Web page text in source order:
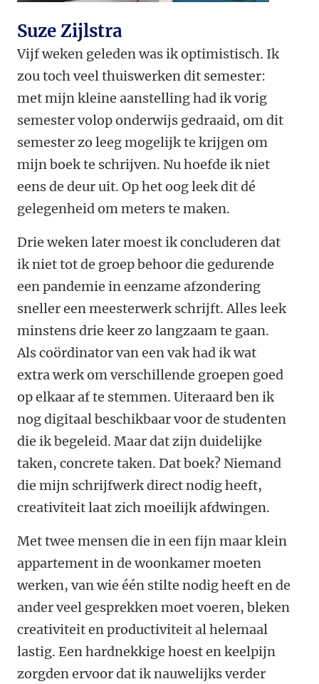
Suze Zijlstra
Vijf weken geleden was ik optimistisch. Ik
zou toch veel thuiswerken dit semester:
met mijn kleine aanstelling had ik vorig
semester volop onderwijs gedraaid, om dit
semester zo leeg mogelijk te krijgen om
mijn boek te schrijven. Nu hoefde ik niet
eens de deur uit. Op het oog leek dit dé
gelegenheid om meters te maken.
Drie weken later moest ik concluderen dat
ik niet tot de groep behoor die gedurende
een pandemie in eenzame afzondering
sneller een meesterwerk schrijft. Alles leek
minstens drie keer zo langzaam te gaan.
Als coördinator van een vak had ik wat
extra werk om verschillende groepen goed
op elkaar af te stemmen. Uiteraard ben ik
nog digitaal beschikbaar voor de studenten
die ik begeleid. Maar dat zijn duidelijke
taken, concrete taken. Dat boek? Niemand
die mijn schrijfwerk direct nodig heeft,
creativiteit laat zich moeilijk afdwingen.
Met twee mensen die in een fijn maar klein
appartement in de woonkamer moeten
werken, van wie één stilte nodig heeft en de
ander veel gesprekken moet voeren, bleken
creativiteit en productiviteit al helemaal
lastig. Een hardnekkige hoest en keelpijn
zorgden ervoor dat ik nauwelijks verder